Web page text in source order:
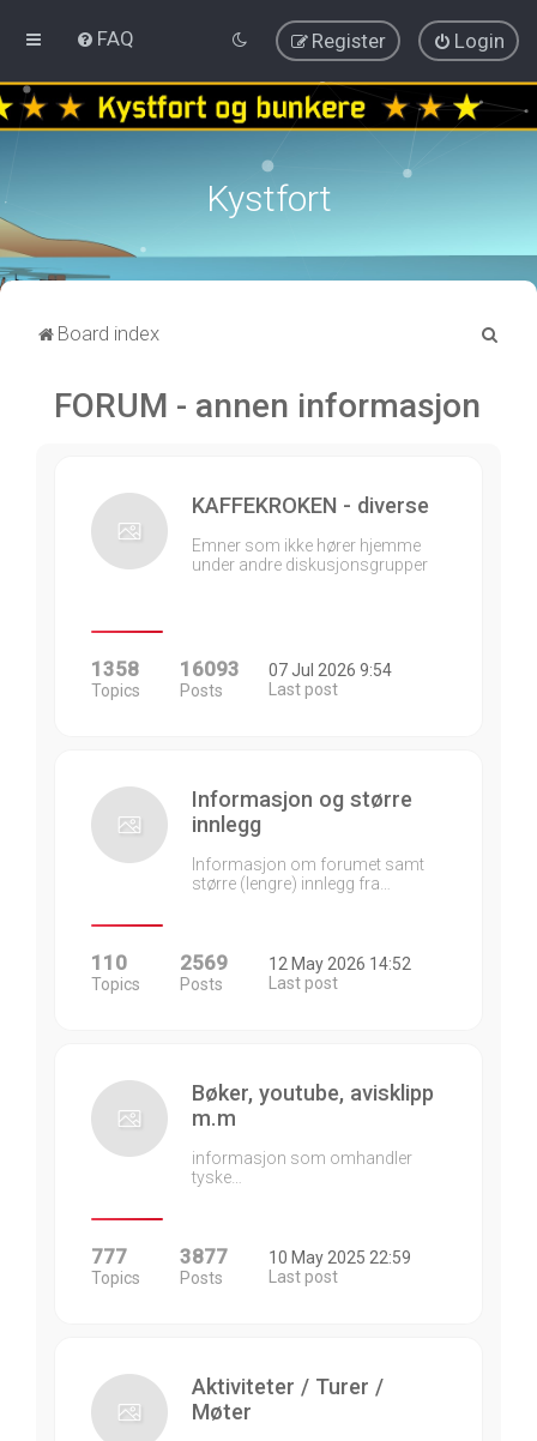
FAQ Login
Register
Kystfort
Board index
FORUM - annen informasjon
KAFFEKROKEN - diverse
Emner som ikke hører hjemme
under andre diskusjonsgrupper
1358
Topics
16093
Posts
07 Jul 2026 9:54
Last post
Informasjon og større
innlegg
Informasjon om forumet samt
større (lengre) innlegg fra…
110
Topics
2569
Posts
12 May 2026 14:52
Last post
Bøker, youtube, avisklipp
m.m
informasjon som omhandler
tyske…
777
Topics
3877
Posts
10 May 2025 22:59
Last post
Aktiviteter / Turer /
Møter